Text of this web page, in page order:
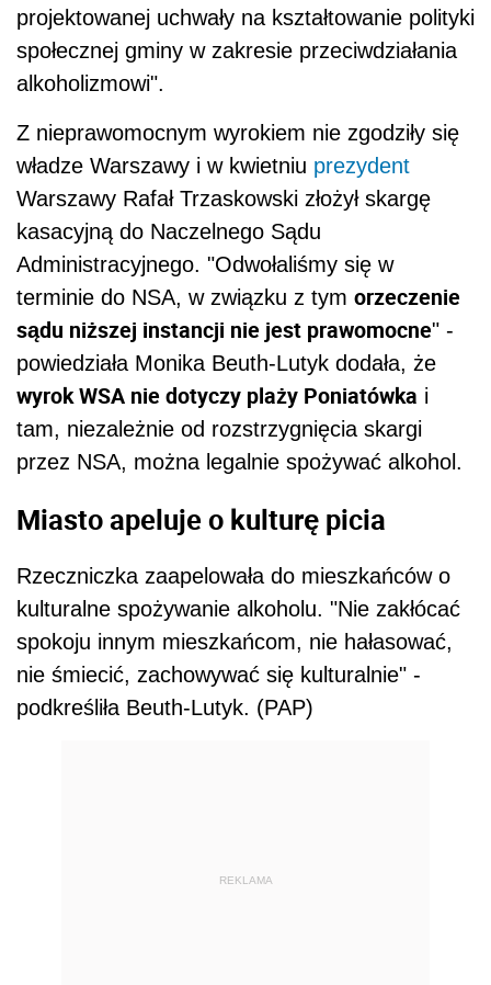
projektowanej uchwały na kształtowanie polityki
społecznej gminy w zakresie przeciwdziałania
alkoholizmowi".
Z nieprawomocnym wyrokiem nie zgodziły się
władze Warszawy i w kwietniu prezydent
Warszawy Rafał Trzaskowski złożył skargę
kasacyjną do Naczelnego Sądu
Administracyjnego. "Odwołaliśmy się w
terminie do NSA, w związku z tym orzeczenie
sądu niższej instancji nie jest prawomocne" -
powiedziała Monika Beuth-Lutyk dodała, że
wyrok WSA nie dotyczy plaży Poniatówka i
tam, niezależnie od rozstrzygnięcia skargi
przez NSA, można legalnie spożywać alkohol.
Miasto apeluje o kulturę picia
Rzeczniczka zaapelowała do mieszkańców o
kulturalne spożywanie alkoholu. "Nie zakłócać
spokoju innym mieszkańcom, nie hałasować,
nie śmiecić, zachowywać się kulturalnie" -
podkreśliła Beuth-Lutyk. (PAP)
REKLAMA